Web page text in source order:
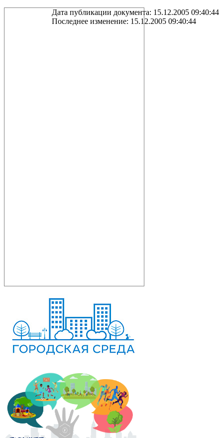
Дата публикации документа: 15.12.2005 09:40:44
Последнее изменение: 15.12.2005 09:40:44